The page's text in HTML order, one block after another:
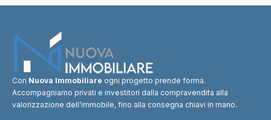
Con Nuova Immobiliare ogni progetto prende forma.
Accompagniamo privati e investitori dalla compravendita alla
valorizzazione dell’immobile, fino alla consegna chiavi in mano.